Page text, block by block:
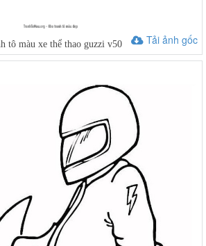
Tải ảnh gốc
tô màu xe thể thao guzzi v50